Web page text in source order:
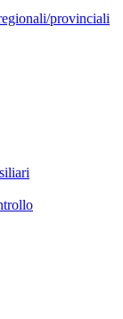
provinciali